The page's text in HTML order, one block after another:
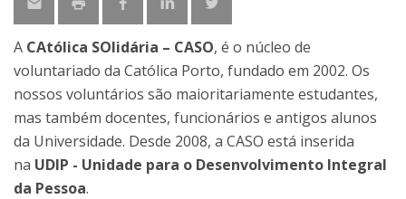
A CAtólica SOlidária – CASO, é o núcleo de
voluntariado da Católica Porto, fundado em 2002. Os
nossos voluntários são maioritariamente estudantes,
mas também docentes, funcionários e antigos alunos
da Universidade. Desde 2008, a CASO está inserida
na UDIP - Unidade para o Desenvolvimento Integral
da Pessoa.